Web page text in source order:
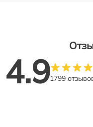
4.91799